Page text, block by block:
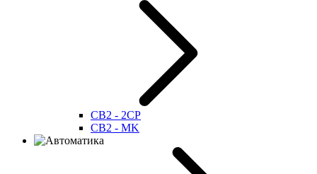
CB2 - 2CP
CB2 - MK